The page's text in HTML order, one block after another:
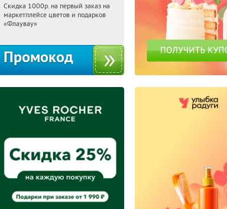
15:08:06 Получили:
Россия
Скидка 1000р. на первый заказ на
маркетплейсе цветов и подарков
«Флаувау»
Промокод